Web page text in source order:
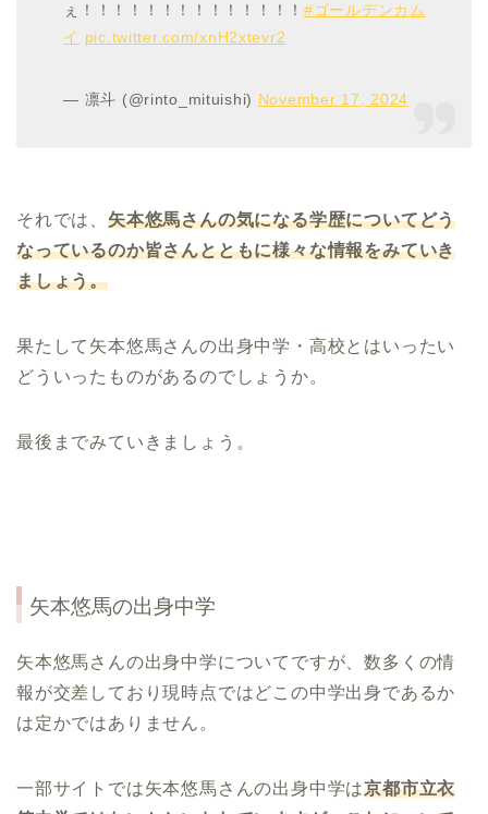
ぇ！！！！！！！！！！！！！！ #ゴールデンカム
イ pic.twitter.com/xnH2xtevr2
— 凛斗 (@rinto_mituishi) November 17, 2024
それでは、 矢本悠馬さんの気になる学歴についてどう
なっているのか皆さんとともに様々な情報をみていき
ましょう。
果たして矢本悠馬さんの出身中学・高校とはいったい
どういったものがあるのでしょうか。
最後までみていきましょう。
矢本悠馬の出身中学
矢本悠馬さんの出身中学についてですが、数多くの情
報が交差しており現時点ではどこの中学出身であるか
は定かではありません。
一部サイトでは矢本悠馬さんの出身中学は京都市立衣